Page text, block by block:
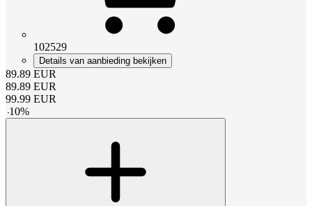
102529
Details van aanbieding bekijken
89.89 EUR
89.89 EUR
99.99 EUR
-10%